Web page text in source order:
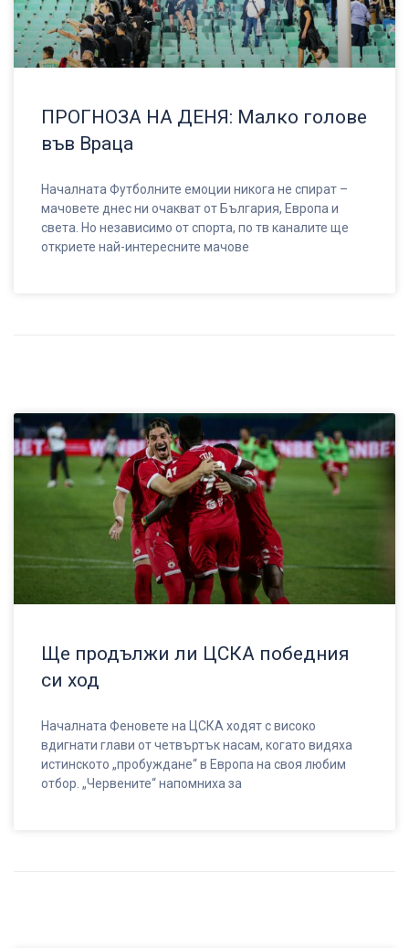
ПРОГНОЗА НА ДЕНЯ: Малко голове
във Враца
Началната Футболните емоции никога не спират –
мачовете днес ни очакват от България, Европа и
света. Но независимо от спорта, по тв каналите ще
откриете най-интересните мачове
Ще продължи ли ЦСКА победния
си ход
Началната Феновете на ЦСКА ходят с високо
вдигнати глави от четвъртък насам, когато видяха
истинското „пробуждане“ в Европа на своя любим
отбор. „Червените“ напомниха за